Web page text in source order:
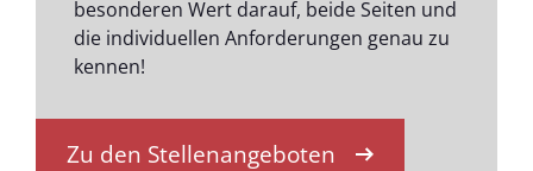
besonderen Wert darauf, beide Seiten und
die individuellen Anforderungen genau zu
kennen!
Zu den Stellenangeboten